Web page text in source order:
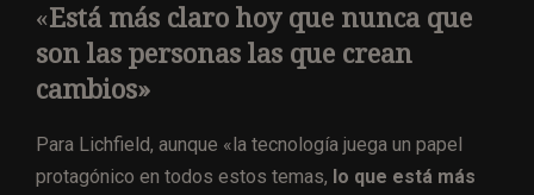
«Está más claro hoy que nunca que
son las personas las que crean
cambios»
Para Lichfield, aunque «la tecnología juega un papel
protagónico en todos estos temas, lo que está más